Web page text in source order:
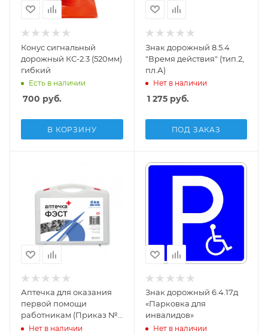
Конус сигнальный
дорожный КС-2.3 (520мм)
гибкий
Есть в наличии
700 руб.
В КОРЗИНУ
Знак дорожный 8.5.4
"Время действия" (тип.2,
пл.А)
Нет в наличии
1 275руб.
ПОД ЗАКАЗ
Аптечка для оказания
первой помощи
работникам (Приказ №
169н)
Нет в наличии
Знак дорожный 6.4.17д
«Парковка для
инвалидов»
Нет в наличии